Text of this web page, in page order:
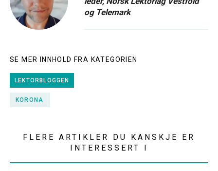
og Telemark
SE MER INNHOLD FRA KATEGORIEN
LEKTORBLOGGEN
KORONA
FLERE ARTIKLER DU KANSKJE ER
INTERESSERT I